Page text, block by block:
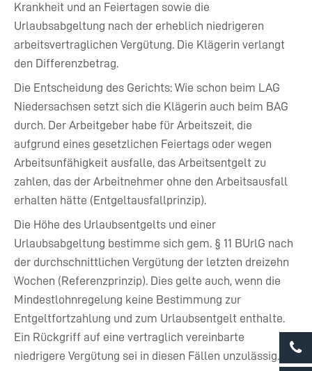
Krankheit und an Feiertagen sowie die
Urlaubsabgeltung nach der erheblich niedrigeren
arbeitsvertraglichen Vergütung. Die Klägerin verlangt
den Differenzbetrag.
Die Entscheidung des Gerichts: Wie schon beim LAG
Niedersachsen setzt sich die Klägerin auch beim BAG
durch. Der Arbeitgeber habe für Arbeitszeit, die
aufgrund eines gesetzlichen Feiertags oder wegen
Arbeitsunfähigkeit ausfalle, das Arbeitsentgelt zu
zahlen, das der Arbeitnehmer ohne den Arbeitsausfall
erhalten hätte (Entgeltausfallprinzip).
Die Höhe des Urlaubsentgelts und einer
Urlaubsabgeltung bestimme sich gem. § 11 BUrlG nach
der durchschnittlichen Vergütung der letzten dreizehn
Wochen (Referenzprinzip). Dies gelte auch, wenn die
Mindestlohnregelung keine Bestimmung zur
Entgeltfortzahlung und zum Urlaubsentgelt enthalte.
Ein Rückgriff auf eine vertraglich vereinbarte
niedrigere Vergütung sei in diesen Fällen unzulässig.